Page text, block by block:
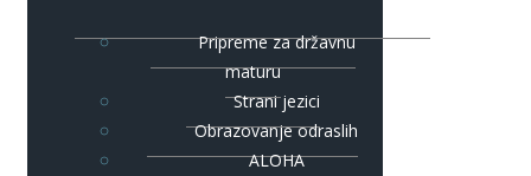
Pripreme za državnu
maturu
Strani jezici
Obrazovanje odraslih
ALOHA